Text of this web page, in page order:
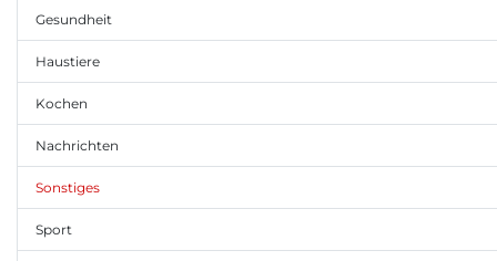
Gesundheit
Haustiere
Kochen
Nachrichten
Sonstiges
Sport